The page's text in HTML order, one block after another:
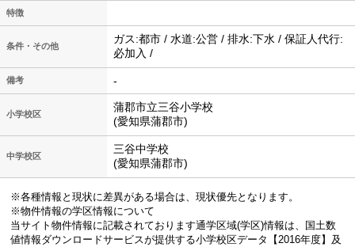
特徴
条件・その他
ガス:都市 / 水道:公営 / 排水:下水 / 保証人代行:
必加入 /
備考 -
小学校区
蒲郡市立三谷小学校
(愛知県蒲郡市)
中学校区
三谷中学校
(愛知県蒲郡市)
※各種情報と現状に差異がある場合は、現状優先となります。
※物件情報の学区情報について
当サイト物件情報に記載されております通学区域(学区)情報は、国土数
値情報ダウンロードサービスが提供する小学校区データ【2016年度】及